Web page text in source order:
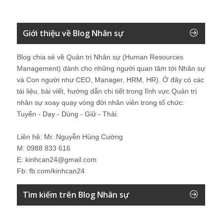
Giới thiệu về Blog Nhân sự
Blog chia sẻ về Quản trị Nhân sự (Human Resources
Management) dành cho những người quan tâm tới Nhân sự
và Con người như CEO, Manager, HRM, HR). Ở đây có các
tài liệu, bài viết, hướng dẫn chi tiết trong lĩnh vực Quản trị
nhân sự xoay quay vòng đời nhân viên trong tổ chức:
Tuyển - Dạy - Dùng - Giữ - Thải.
Liên hệ: Mr. Nguyễn Hùng Cường
M: 0988 833 616
E: kinhcan24@gmail.com
Fb: fb.com/kinhcan24
Tìm kiếm trên Blog Nhân sự